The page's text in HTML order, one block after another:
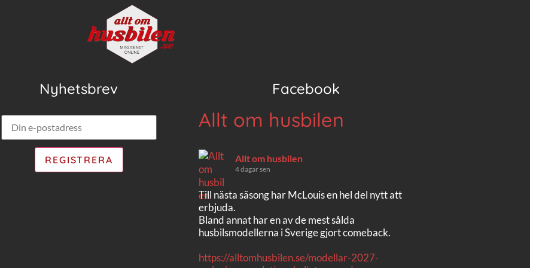
Nyhetsbrev Facebook
Allt om husbilen
Allt om husbilen
4 dagar sen
Till nästa säsong har McLouis en hel del nytt att
erbjuda.
Bland annat har en av de mest sålda
husbilsmodellerna i Sverige gjort comeback.
https://alltomhusbilen.se/modellar-2027-